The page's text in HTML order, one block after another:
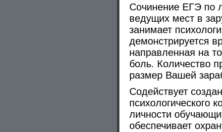
Сочинение ЕГЭ по
ведущих мест в
зани­мает
демонстрируется
направленная на
боль. Количество
размер Вашей
Содействует
психологического
личности
обеспечивает